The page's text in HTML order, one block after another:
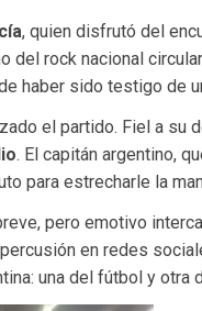
, quien disfrutó del
rock nacional
haber sido testigo de
el partido. Fiel a su
. El capitán argentino,
para estrecharle la
pero emotivo
en redes
una del fútbol y otra